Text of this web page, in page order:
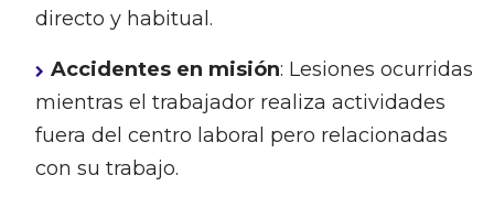
directo y habitual.
Accidentes en misión: Lesiones ocurridas
mientras el trabajador realiza actividades
fuera del centro laboral pero relacionadas
con su trabajo.